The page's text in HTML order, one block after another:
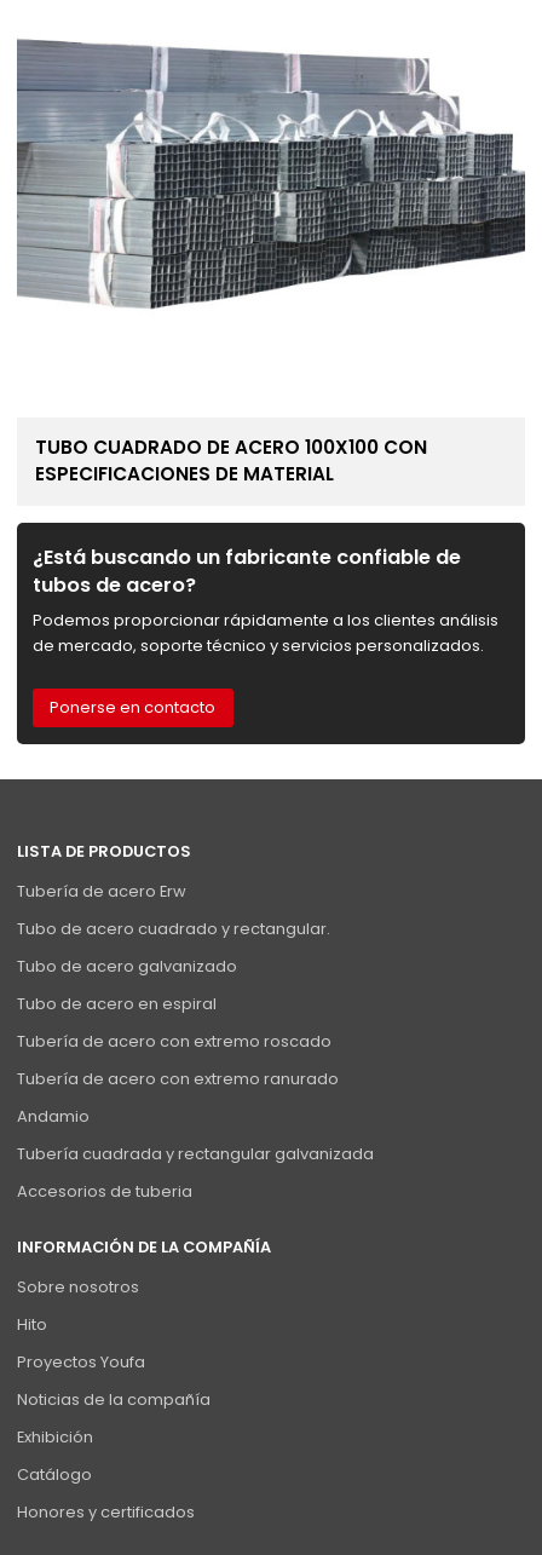
TUBO CUADRADO DE ACERO 100X100 CON
ESPECIFICACIONES DE MATERIAL
¿Está buscando un fabricante confiable de
tubos de acero?
Podemos proporcionar rápidamente a los clientes análisis
de mercado, soporte técnico y servicios personalizados.
Ponerse en contacto
LISTA DE PRODUCTOS
Tubería de acero Erw
Tubo de acero cuadrado y rectangular.
Tubo de acero galvanizado
Tubo de acero en espiral
Tubería de acero con extremo roscado
Tubería de acero con extremo ranurado
Andamio
Tubería cuadrada y rectangular galvanizada
Accesorios de tuberia
INFORMACIÓN DE LA COMPAÑÍA
Sobre nosotros
Hito
Proyectos Youfa
Noticias de la compañía
Exhibición
Catálogo
Honores y certificados